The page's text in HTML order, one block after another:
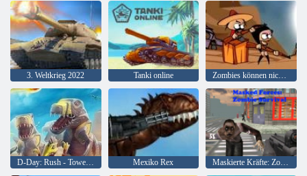
3. Weltkrieg 2022 Tanki online Zombies können nicht springen
D-Day: Rush - Tower Defense Mexiko Rex Maskierte Kräfte: Zombie-Überleben